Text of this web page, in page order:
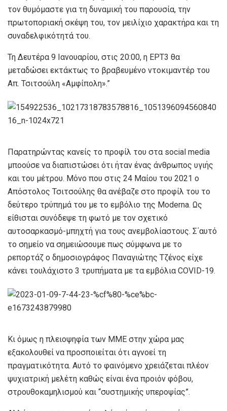
τον θυμόμαστε για τη δυναμική του παρουσία, την
πρωτοποριακή σκέψη του, τον μειλίχιο χαρακτήρα και τη
συναδελφικότητά του.
Τη Δευτέρα 9 Ιανουαρίου, στις 20:00, η ΕΡΤ3 θα
μεταδώσει εκτάκτως το βραβευμένο ντοκιμαντέρ του
Απ. Τσιτσούλη «Αμφίπολη».”
Παρατηρώντας κανείς το προφίλ του στα social media
μποούσε να διαπιστώσει ότι ήταν ένας άνθρωπος υγιής
και του μέτρου. Μόνο που στις 24 Μαίου του 2021 ο
Απόστολος Τσιτσούλης θα ανέβαζε στο προφίλ του το
δεύτερο τρύπημά του με το εμβόλιο της Moderna. Ως
είθισται συνόδεψε τη φωτό με τον σχετικό
αυτοσαρκασμό-μπηχτή για τους ανεμβολίαστους. Σ΄αυτό
το σημείο να σημειώσουμε πως σύμφωνα με το
ρεπορτάζ ο δημοσιογράφος Παναγιώτης Τζένος είχε
κάνει τουλάχιστο 3 τρυπήματα με τα εμβόλια COVID-19.
Κι όμως η πλειοψηφία των ΜΜΕ στην χώρα μας
εξακολουθεί να προσποιείται ότι αγνοεί τη
πραγματικότητα. Αυτό το φαινόμενο χρειάζεται πλέον
ψυχιατρική μελέτη καθώς είναι ένα προιόν φόβου,
στρουθοκαμηλισμού και “συστημικής υπεροψίας”.